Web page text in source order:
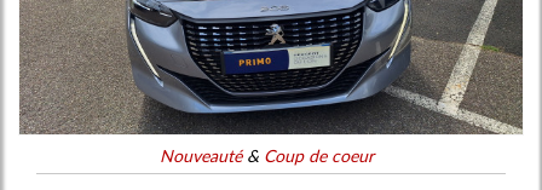
Nouveauté& Coup de coeur